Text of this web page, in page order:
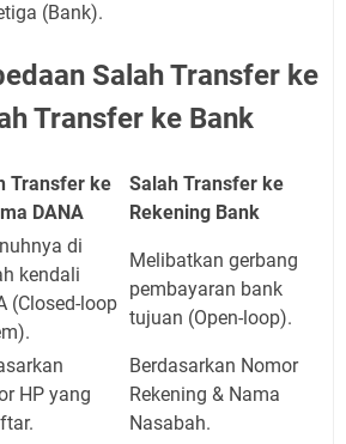
(Bank).
Salah Transfer ke
Transfer ke Bank
Transfer ke
DANA
Salah Transfer ke
Rekening Bank
di
kendali
(Closed-loop
Melibatkan gerbang
pembayaran bank
tujuan (Open-loop).
HP yang
Berdasarkan Nomor
Rekening & Nama
Nasabah.